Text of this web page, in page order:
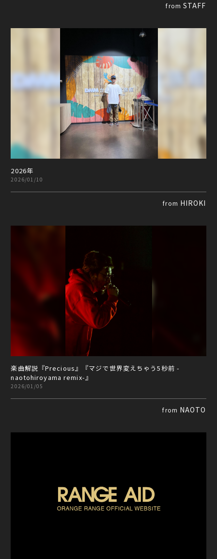
from STAFF
2026年
2026/01/10
from HIROKI
楽曲解説『Precious』『マジで世界変えちゃう5秒前 -
naotohiroyama remix-』
2026/01/05
from NAOTO